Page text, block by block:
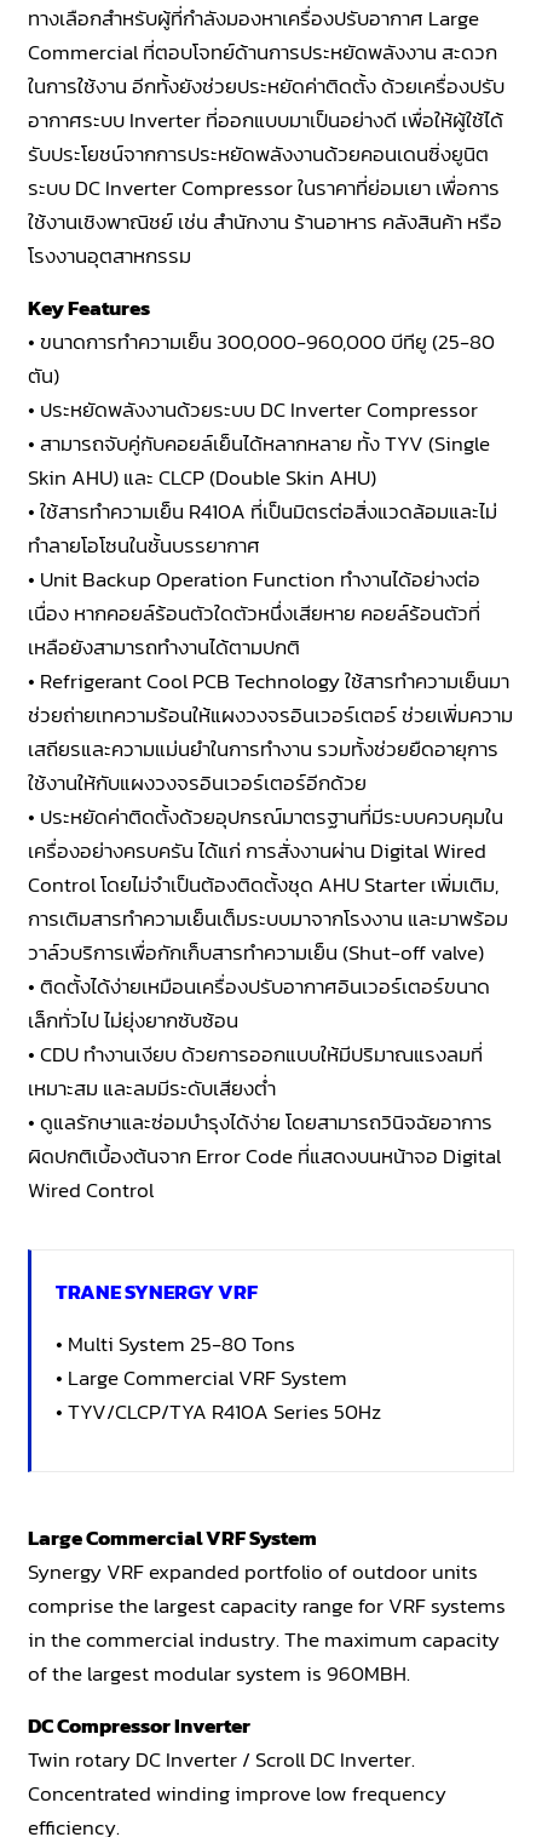
ทางเลือกสำหรับผู้ที่กำลังมองหาเครื่องปรับอากาศ Large
Commercial ที่ตอบโจทย์ด้านการประหยัดพลังงาน สะดวก
ในการใช้งาน อีกทั้งยังช่วยประหยัดค่าติดตั้ง ด้วยเครื่องปรับ
อากาศระบบ Inverter ที่ออกแบบมาเป็นอย่างดี เพื่อให้ผู้ใช้ได้
รับประโยชน์จากการประหยัดพลังงานด้วยคอนเดนซิ่งยูนิต
ระบบ DC Inverter Compressor ในราคาที่ย่อมเยา เพื่อการ
ใช้งานเชิงพาณิชย์ เช่น สำนักงาน ร้านอาหาร คลังสินค้า หรือ
โรงงานอุตสาหกรรม
Key Features
• ขนาดการทำความเย็น 300,000-960,000 บีทียู (25-80
ตัน)
• ประหยัดพลังงานด้วยระบบ DC Inverter Compressor
• สามารถจับคู่กับคอยล์เย็นได้หลากหลาย ทั้ง TYV (Single
Skin AHU) และ CLCP (Double Skin AHU)
• ใช้สารทำความเย็น R410A ที่เป็นมิตรต่อสิ่งแวดล้อมและไม่
ทำลายโอโซนในชั้นบรรยากาศ
• Unit Backup Operation Function ทำงานได้อย่างต่อ
เนื่อง หากคอยล์ร้อนตัวใดตัวหนึ่งเสียหาย คอยล์ร้อนตัวที่
เหลือยังสามารถทำงานได้ตามปกติ
• Refrigerant Cool PCB Technology ใช้สารทำความเย็นมา
ช่วยถ่ายเทความร้อนให้แผงวงจรอินเวอร์เตอร์ ช่วยเพิ่มความ
เสถียรและความแม่นยำในการทำงาน รวมทั้งช่วยยืดอายุการ
ใช้งานให้กับแผงวงจรอินเวอร์เตอร์อีกด้วย
• ประหยัดค่าติดตั้งด้วยอุปกรณ์มาตรฐานที่มีระบบควบคุมใน
เครื่องอย่างครบครัน ได้แก่ การสั่งงานผ่าน Digital Wired
Control โดยไม่จำเป็นต้องติดตั้งชุด AHU Starter เพิ่มเติม,
การเติมสารทำความเย็นเต็มระบบมาจากโรงงาน และมาพร้อม
วาล์วบริการเพื่อกักเก็บสารทำความเย็น (Shut-off valve)
• ติดตั้งได้ง่ายเหมือนเครื่องปรับอากาศอินเวอร์เตอร์ขนาด
เล็กทั่วไป ไม่ยุ่งยากซับซ้อน
• CDU ทำงานเงียบ ด้วยการออกแบบให้มีปริมาณแรงลมที่
เหมาะสม และลมมีระดับเสียงต่ำ
• ดูแลรักษาและซ่อมบำรุงได้ง่าย โดยสามารถวินิจฉัยอาการ
ผิดปกติเบื้องต้นจาก Error Code ที่แสดงบนหน้าจอ Digital
Wired Control
TRANE SYNERGY VRF
• Multi System 25-80 Tons
• Large Commercial VRF System
• TYV/CLCP/TYA R410A Series 50Hz
Large Commercial VRF System
Synergy VRF expanded portfolio of outdoor units
comprise the largest capacity range for VRF systems
in the commercial industry. The maximum capacity
of the largest modular system is 960MBH.
DC Compressor Inverter
Twin rotary DC Inverter / Scroll DC Inverter.
Concentrated winding improve low frequency
efficiency.